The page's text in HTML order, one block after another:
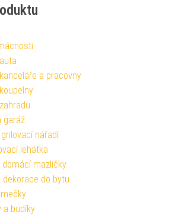
a pracovny
garáž
grilovací nářadí
lehátka
domácí mazlíčky
dekorace do bytu
a budíky